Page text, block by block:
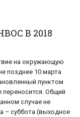
В 2018
на окружающую
позднее 10 марта
пунктом
переносится. Общий
случае не
– суббота (выходное